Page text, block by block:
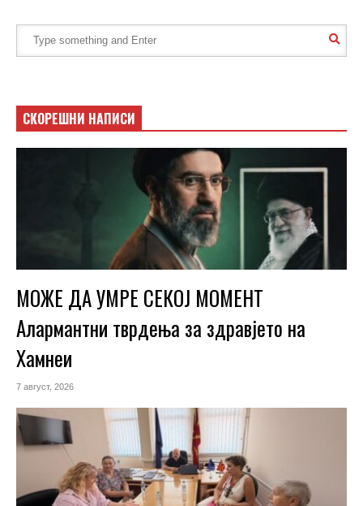
СКОРЕШНИ НАПИСИ
МОЖЕ ДА УМРЕ СЕКОЈ МОМЕНТ
Алармантни тврдења за здравјето на
Хамнеи
7 август, 2026